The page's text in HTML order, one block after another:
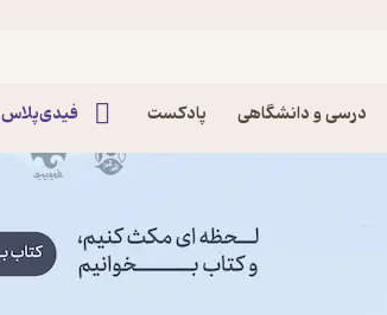
درسی و دانشگاهی پادکست فیدی‌پلاس